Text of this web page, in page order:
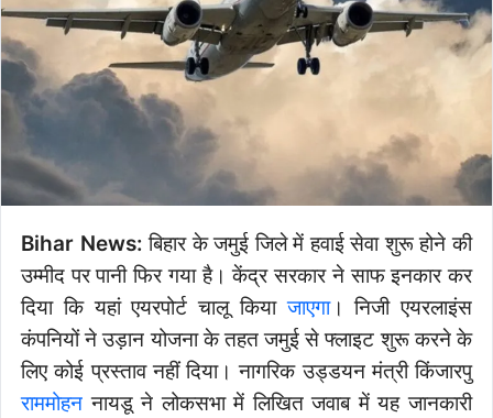
Bihar News: बिहार के जमुई जिले में हवाई सेवा शुरू होने की
उम्मीद पर पानी फिर गया है। केंद्र सरकार ने साफ इनकार कर
दिया कि यहां एयरपोर्ट चालू कियाजाएगा। निजी एयरलाइंस
कंपनियों ने उड़ान योजना के तहत जमुई से फ्लाइट शुरू करने के
लिए कोई प्रस्ताव नहीं दिया। नागरिक उड्डयन मंत्री किंजारपु
राममोहन नायडू ने लोकसभा में लिखित जवाब में यह जानकारी